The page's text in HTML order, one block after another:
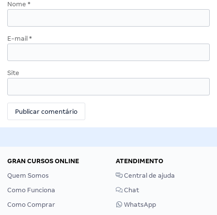
Nome *
E-mail *
Site
GRAN CURSOS ONLINE
Quem Somos
Como Funciona
Como Comprar
ATENDIMENTO
Central de ajuda
Chat
WhatsApp